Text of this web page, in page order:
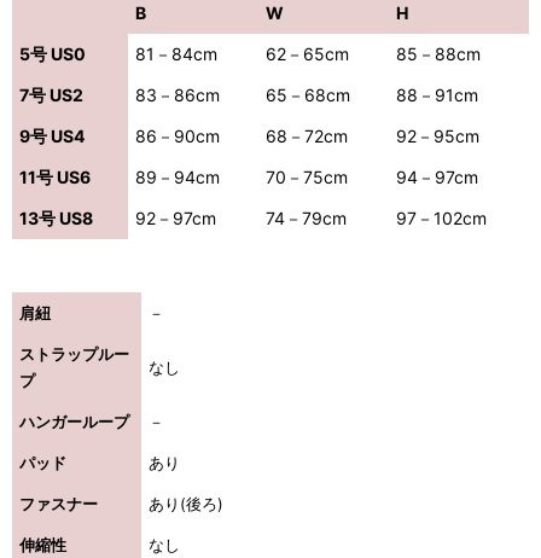
B W
H
5号 US0
81－84cm 62－65cm
85－88cm
7号 US2
83－86cm 65－68cm
88－91cm
9号 US4
86－90cm 68－72cm
92－95cm
11号 US6
89－94cm 70－75cm
94－97cm
13号 US8
92－97cm 74－79cm 97－102cm
肩紐 －
ストラップルー
プ
なし
ハンガーループ －
パッド あり
ファスナー あり(後ろ)
伸縮性 なし